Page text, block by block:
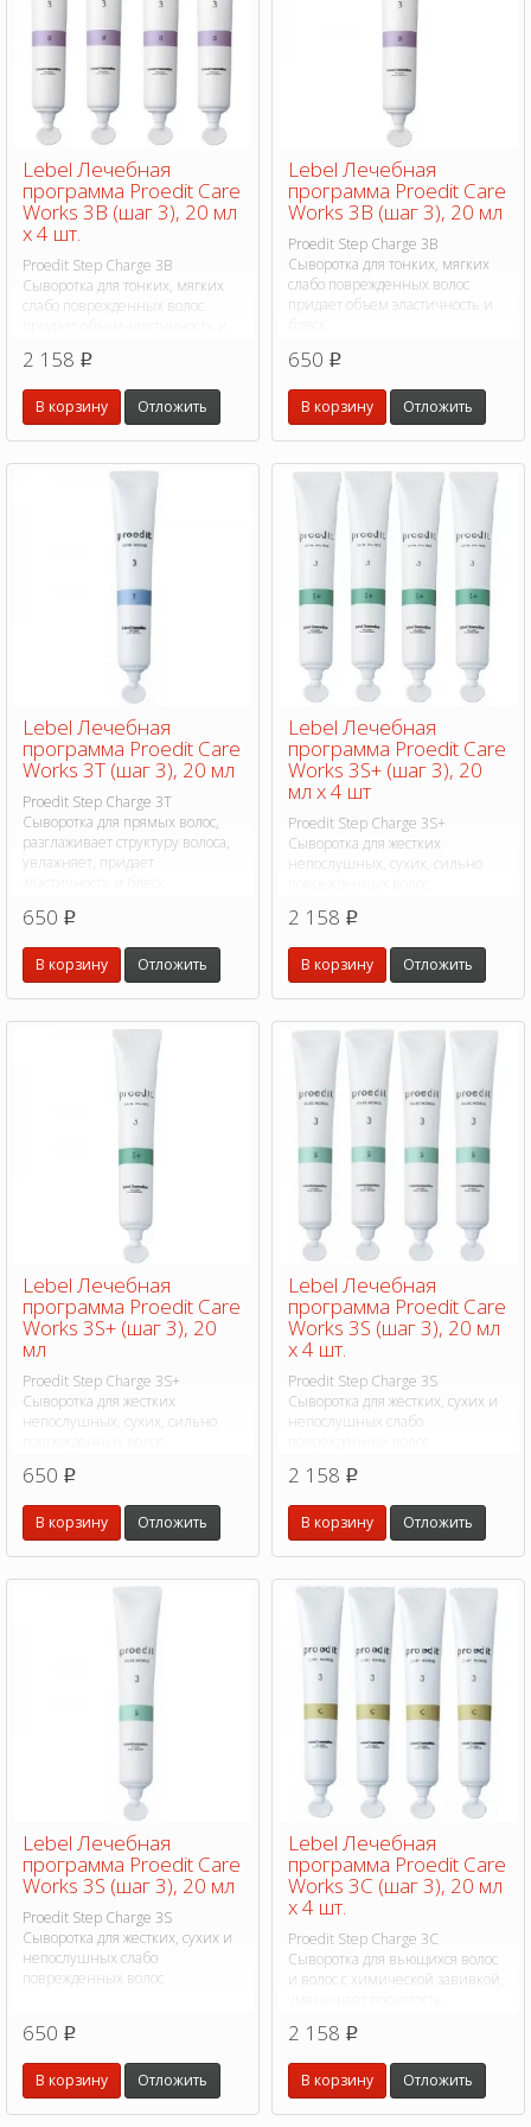
Lebel Лечебная
программа Proedit Care
Works 3В (шаг 3), 20 мл
х 4 шт.
Proedit Step Charge 3B
Сыворотка для тонких, мягких
слабо поврежденных волос
2 158 p
В корзину Отложить
Lebel Лечебная
программа Proedit Care
Works 3В (шаг 3), 20 мл
Proedit Step Charge 3B
Сыворотка для тонких, мягких
слабо поврежденных волос
придает объем эластичность и
650 p
В корзину Отложить
Lebel Лечебная
программа Proedit Care
Works 3T (шаг 3), 20 мл
Proedit Step Charge 3T
Сыворотка для прямых волос,
разглаживает структуру волоса,
увлажняет, придает
650 p
В корзину Отложить
Lebel Лечебная
программа Proedit Care
Works 3S+ (шаг 3), 20
мл х 4 шт
Proedit Step Charge 3S+
Сыворотка для жестких
непослушных, сухих, сильно
2 158 p
В корзину Отложить
Lebel Лечебная
программа Proedit Care
Works 3S+ (шаг 3), 20
мл
Proedit Step Charge 3S+
Сыворотка для жестких
непослушных, сухих, сильно
650 p
В корзину Отложить
Lebel Лечебная
программа Proedit Care
Works 3S (шаг 3), 20 мл
х 4 шт.
Proedit Step Charge 3S
Сыворотка для жестких, сухих и
непослушных слабо
2 158 p
В корзину Отложить
Lebel Лечебная
программа Proedit Care
Works 3S (шаг 3), 20 мл
Proedit Step Charge 3S
Сыворотка для жестких, сухих и
непослушных слабо
поврежденных волос
650 p
В корзину Отложить
Lebel Лечебная
программа Proedit Care
Works 3C (шаг 3), 20 мл
х 4 шт.
Proedit Step Charge 3C
Сыворотка для вьющихся волос
и волос с химической завивкой,
2 158 p
В корзину Отложить